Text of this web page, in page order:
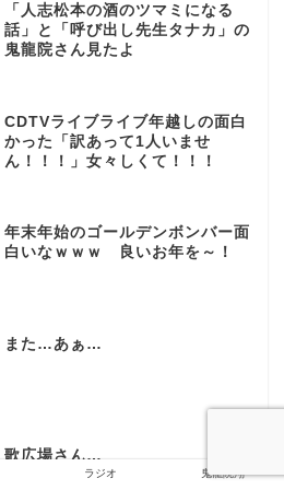
「人志松本の酒のツマミになる
話」と「呼び出し先生タナカ」の
鬼龍院さん見たよ
CDTVライブライブ年越しの面白
かった「訳あって1人いませ
ん！！！」女々しくて！！！
年末年始のゴールデンボンバー面
白いなｗｗｗ 良いお年を～！
また…あぁ…
歌広場さん…
ラジオ 鬼龍院翔